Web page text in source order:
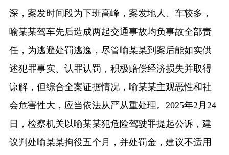
深，案发时间段为下班高峰，案发地人、车较多，
喻某某驾车先后造成两起交通事故均负事故全部责
任，为逃避处罚逃逸，尽管喻某某到案后能如实供
述犯罪事实、认罪认罚，积极赔偿经济损失并取得
谅解，但综合全案证据情况，喻某某主观恶性和社
会危害性大，应当依法从严从重处理。2025年2月24
日，检察机关以喻某某犯危险驾驶罪提起公诉，建
议判处喻某某拘役五个月，并处罚金，建议不适用